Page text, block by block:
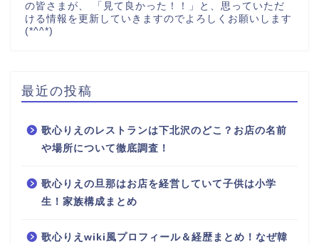
の皆さまが、 「見て良かった！！」と、思っていただ
ける情報を更新していきますのでよろしくお願いします
(*^^*)
最近の投稿
歌心りえのレストランは下北沢のどこ？お店の名前
や場所について徹底調査！
歌心りえの旦那はお店を経営していて子供は小学
生！家族構成まとめ
歌心りえwiki風プロフィール＆経歴まとめ！なぜ韓